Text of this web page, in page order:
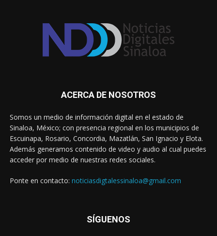
ACERCA DE NOSOTROS
Somos un medio de información digital en el estado de
Sinaloa, México; con presencia regional en los municipios de
Escuinapa, Rosario, Concordia, Mazatlán, San Ignacio y Elota.
Además generamos contenido de video y audio al cual puedes
acceder por medio de nuestras redes sociales.
Ponte en contacto: noticiasdigtalessinaloa@gmail.com
SÍGUENOS